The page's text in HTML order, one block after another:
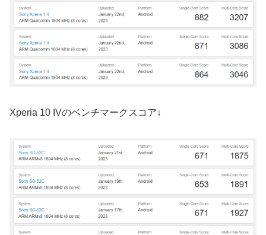
Xperia 10 IVのベンチマークスコア↓